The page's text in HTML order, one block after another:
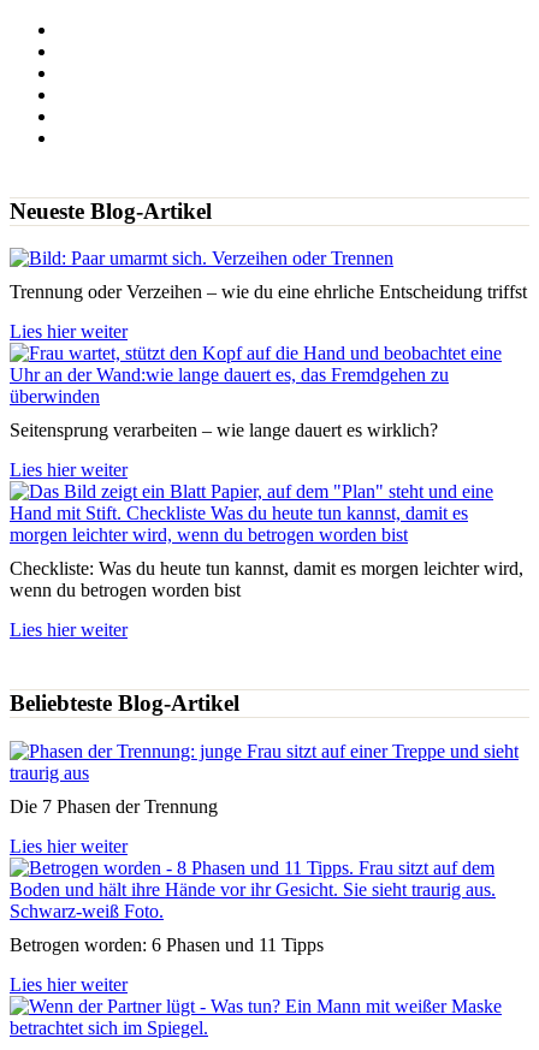
Neueste Blog-Artikel
Trennung oder Verzeihen – wie du eine ehrliche Entscheidung triffst
Lies hier weiter
Seitensprung verarbeiten – wie lange dauert es wirklich?
Lies hier weiter
Checkliste: Was du heute tun kannst, damit es morgen leichter wird,
wenn du betrogen worden bist
Lies hier weiter
Beliebteste Blog-Artikel
Die 7 Phasen der Trennung
Lies hier weiter
Betrogen worden: 6 Phasen und 11 Tipps
Lies hier weiter